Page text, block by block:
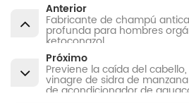
Anterior
Fabricante de champú
profunda para hombres
ketoconazol
Próximo
Previene la caída del
vinagre de sidra de
de acondicionador de